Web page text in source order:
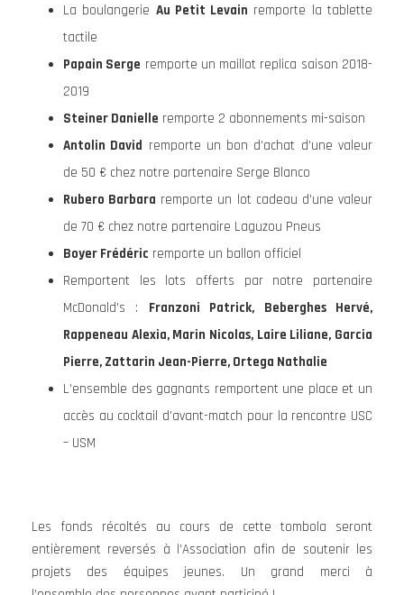
La boulangerie Au Petit Levain remporte la tablette
tactile
Papain Serge remporte un maillot replica saison 2018-
2019
Steiner Danielle remporte 2 abonnements mi-saison
Antolin David remporte un bon d’achat d’une valeur
de 50 € chez notre partenaire Serge Blanco
Rubero Barbara remporte un lot cadeau d’une valeur
de 70 € chez notre partenaire Laguzou Pneus
Boyer Frédéric remporte un ballon officiel
Remportent les lots offerts par notre partenaire
McDonald’s : Franzoni Patrick, Beberghes Hervé,
Rappeneau Alexia, Marin Nicolas, Laire Liliane, Garcia
Pierre, Zattarin Jean-Pierre, Ortega Nathalie
L’ensemble des gagnants remportent une place et un
accès au cocktail d’avant-match pour la rencontre USC
– USM
Les fonds récoltés au cours de cette tombola seront
entièrement reversés à l’Association afin de soutenir les
projets des équipes jeunes. Un grand merci à